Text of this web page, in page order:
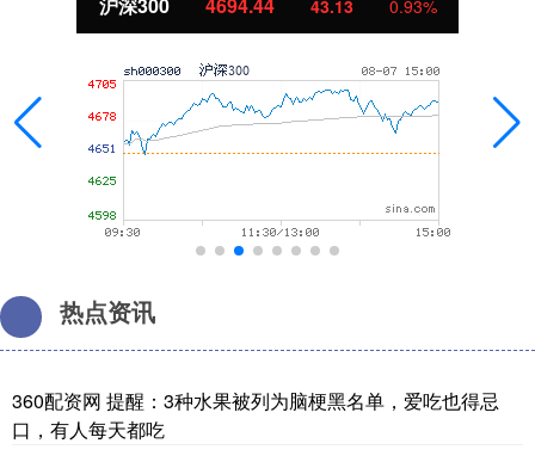
沪深300 4694.44 43.13 0.93%
热点资讯
360配资网 提醒：3种水果被列为脑梗黑名单，爱吃也得忌
口，有人每天都吃